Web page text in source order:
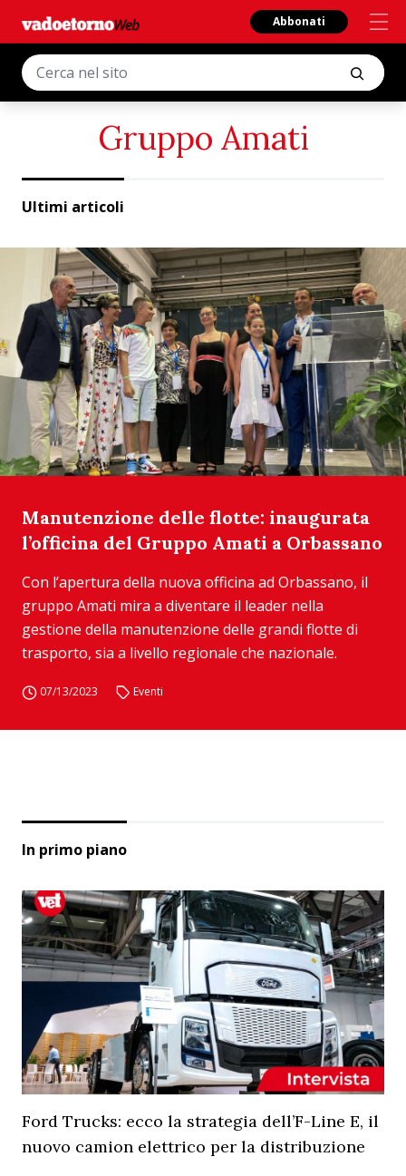
Abbonati
Gruppo Amati
Ultimi articoli
Manutenzione delle flotte: inaugurata
l’officina del Gruppo Amati a Orbassano
Con l’apertura della nuova officina ad Orbassano, il
gruppo Amati mira a diventare il leader nella
gestione della manutenzione delle grandi flotte di
trasporto, sia a livello regionale che nazionale.
07/13/2023 Eventi
In primo piano
Ford Trucks: ecco la strategia dell’F-Line E, il
nuovo camion elettrico per la distribuzione